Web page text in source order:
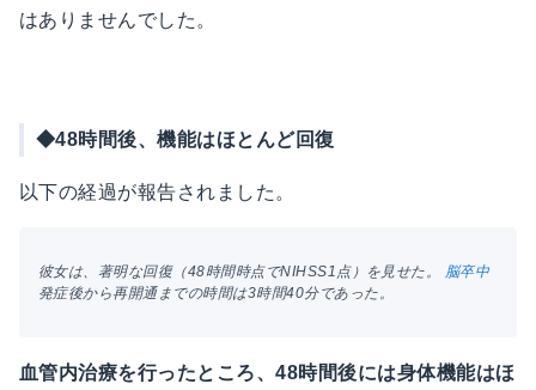
はありませんでした。
◆48時間後、機能はほとんど回復
以下の経過が報告されました。
彼女は、著明な回復（48時間時点でNIHSS1点）を見せた。 脳卒中
発症後から再開通までの時間は3時間40分であった。
血管内治療を行ったところ、48時間後には身体機能はほ